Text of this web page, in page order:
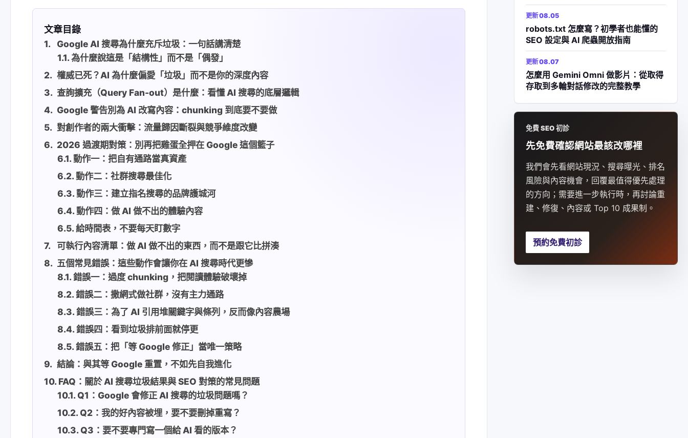
文章目錄
Google AI 搜尋為什麼充斥垃圾：一句話講清楚
為什麼說這是「結構性」而不是「偶發」
權威已死？AI 為什麼偏愛「垃圾」而不是你的深度內容
查詢擴充（Query Fan-out）是什麼：看懂 AI 搜尋的底層邏輯
Google 警告別為 AI 改寫內容：chunking 到底要不要做
對創作者的兩大衝擊：流量歸因斷裂與競爭維度改變
2026 過渡期對策：別再把雞蛋全押在 Google 這個籃子
動作一：把自有通路當真資產
動作二：社群搜尋最佳化
動作三：建立指名搜尋的品牌護城河
動作四：做 AI 做不出的體驗內容
給時間表，不要每天盯數字
可執行內容清單：做 AI 做不出的東西，而不是跟它比拼湊
五個常見錯誤：這些動作會讓你在 AI 搜尋時代更慘
錯誤一：過度 chunking，把閱讀體驗破壞掉
錯誤二：撒網式做社群，沒有主力通路
錯誤三：為了 AI 引用堆關鍵字與條列，反而像內容農場
錯誤四：看到垃圾排前面就停更
錯誤五：把「等 Google 修正」當唯一策略
結論：與其等 Google 重置，不如先自我進化
FAQ：關於 AI 搜尋垃圾結果與 SEO 對策的常見問題
Q1：Google 會修正 AI 搜尋的垃圾問題嗎？
Q2：我的好內容被埋，要不要刪掉重寫？
Q3：要不要專門寫一個給 AI 看的版本？
更新 08.05
robots.txt 怎麼寫？初學者也能懂的
SEO 設定與 AI 爬蟲開放指南
更新 08.07
怎麼用 Gemini Omni 做影片：從取得
存取到多輪對話修改的完整教學
免費 SEO 初診
先免費確認網站最該改哪裡
我們會先看網站現況、搜尋曝光、排名
風險與內容機會，回覆最值得優先處理
的方向；需要進一步執行時，再討論重
建、修復、內容或 Top 10 成果制。
預約免費初診